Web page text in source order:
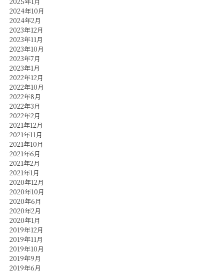
2024年10月
2024年2月
2023年12月
2023年11月
2023年10月
2023年7月
2023年1月
2022年12月
2022年10月
2022年8月
2022年3月
2022年2月
2021年12月
2021年11月
2021年10月
2021年6月
2021年2月
2021年1月
2020年12月
2020年10月
2020年6月
2020年2月
2020年1月
2019年12月
2019年11月
2019年10月
2019年9月
2019年6月